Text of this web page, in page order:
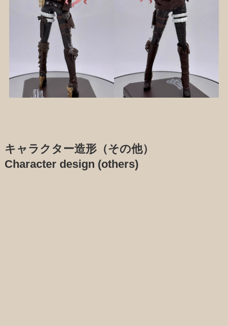
キャラクター造形（その他）
Character design (others)